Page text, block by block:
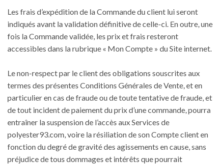
Les frais d’expédition de la Commande du client lui seront
indiqués avant la validation définitive de celle-ci. En outre, une
fois la Commande validée, les prix et frais resteront
accessibles dans la rubrique « Mon Compte » du Site internet.
Le non-respect par le client des obligations souscrites aux
termes des présentes Conditions Générales de Vente, et en
particulier en cas de fraude ou de toute tentative de fraude, et
de tout incident de paiement du prix d’une commande, pourra
entraîner la suspension de l’accès aux Services de
polyester93.com, voire la résiliation de son Compte client en
fonction du degré de gravité des agissements en cause, sans
préjudice de tous dommages et intérêts que pourrait